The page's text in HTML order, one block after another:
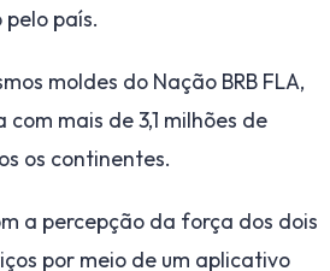
país.
moldes do Nação BRB FLA,
mais de 3,1 milhões de
os continentes.
a percepção da força dos dois
por meio de um aplicativo